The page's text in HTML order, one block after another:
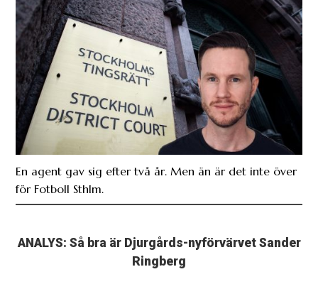
En agent gav sig efter två år. Men än är det inte över
för Fotboll Sthlm.
ANALYS: Så bra är Djurgårds-nyförvärvet Sander
Ringberg